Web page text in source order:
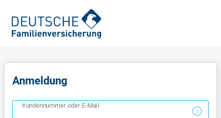
Anmeldung
Kundennummer oder E-Mail